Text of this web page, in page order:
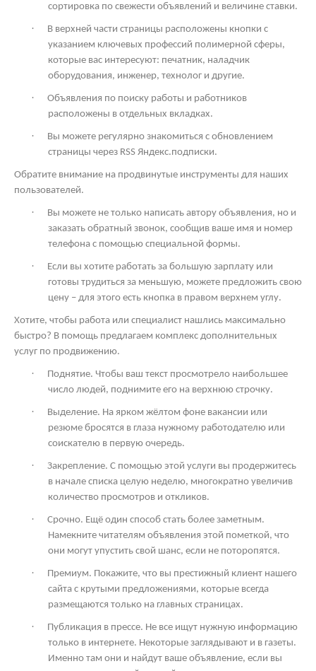
сортировка по свежести объявлений и величине ставки.
·
В верхней части страницы расположены кнопки с
указанием ключевых профессий полимерной сферы,
которые вас интересуют: печатник, наладчик
оборудования, инженер, технолог и другие.
·
Объявления по поиску работы и работников
расположены в отдельных вкладках.
·
Вы можете регулярно знакомиться с обновлением
страницы через RSS Яндекс.подписки.
Обратите внимание на продвинутые инструменты для наших
пользователей.
·
Вы можете не только написать автору объявления, но и
заказать обратный звонок, сообщив ваше имя и номер
телефона с помощью специальной формы.
·
Если вы хотите работать за большую зарплату или
готовы трудиться за меньшую, можете предложить свою
цену – для этого есть кнопка в правом верхнем углу.
Хотите, чтобы работа или специалист нашлись максимально
быстро? В помощь предлагаем комплекс дополнительных
услуг по продвижению.
·
Поднятие. Чтобы ваш текст просмотрело наибольшее
число людей, поднимите его на верхнюю строчку.
·
Выделение. На ярком жёлтом фоне вакансии или
резюме бросятся в глаза нужному работодателю или
соискателю в первую очередь.
·
Закрепление. С помощью этой услуги вы продержитесь
в начале списка целую неделю, многократно увеличив
количество просмотров и откликов.
·
Срочно. Ещё один способ стать более заметным.
Намекните читателям объявления этой пометкой, что
они могут упустить свой шанс, если не поторопятся.
·
Премиум. Покажите, что вы престижный клиент нашего
сайта с крутыми предложениями, которые всегда
размещаются только на главных страницах.
·
Публикация в прессе. Не все ищут нужную информацию
только в интернете. Некоторые заглядывают и в газеты.
Именно там они и найдут ваше объявление, если вы